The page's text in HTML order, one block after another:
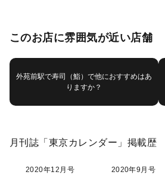
このお店に雰囲気が近い店舗
外苑前駅で寿司（鮨）で他におすすめはあ
りますか？
月刊誌「東京カレンダー」掲載歴
2020年12月号 2020年9月号